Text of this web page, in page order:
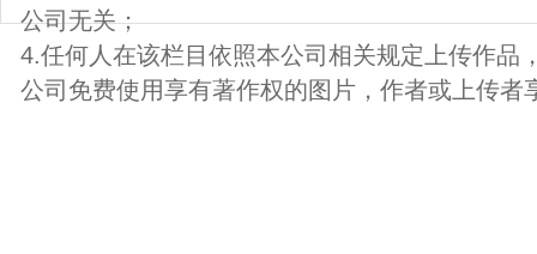
公司无关；
4.任何人在该栏目依照本公司相关规定上传作品
公司免费使用享有著作权的图片，作者或上传者